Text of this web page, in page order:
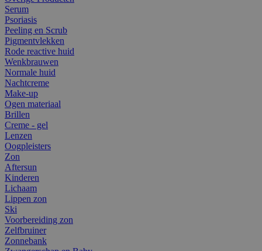
Serum
Psoriasis
Peeling en Scrub
Pigmentvlekken
Rode reactive huid
Wenkbrauwen
Normale huid
Nachtcreme
Make-up
Ogen materiaal
Brillen
Creme - gel
Lenzen
Oogpleisters
Zon
Aftersun
Kinderen
Lichaam
Lippen zon
Ski
Voorbereiding zon
Zelfbruiner
Zonnebank